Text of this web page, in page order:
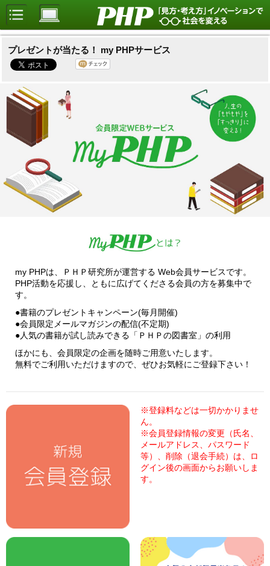
プレゼントが当たる！ my PHPサービス
my PHPは、ＰＨＰ研究所が運営する Web会員サービスです。
PHP活動を応援し、ともに広げてくださる会員の方を募集中で
す。
●書籍のプレゼントキャンペーン(毎月開催)
●会員限定メールマガジンの配信(不定期)
●人気の書籍が試し読みできる「ＰＨＰの図書室」の利用
ほかにも、会員限定の企画を随時ご用意いたします。
無料でご利用いただけますので、ぜひお気軽にご登録下さい！
※登録料などは一切かかりませ
ん。
※会員登録情報の変更（氏名、
メールアドレス、パスワード
等）、削除（退会手続）は、ロ
グイン後の画面からお願いしま
す。